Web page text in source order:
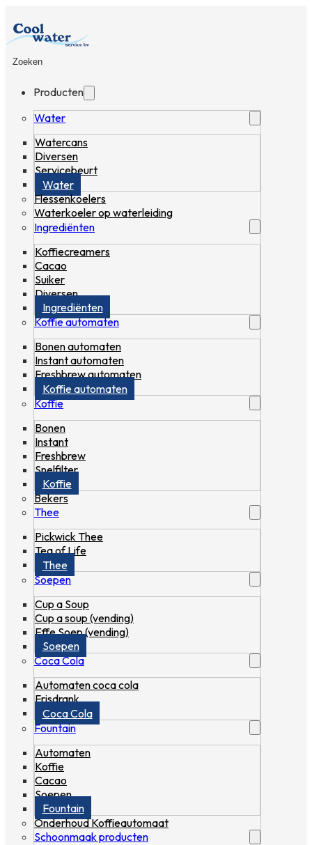
Zoeken
Producten
Water
Watercans
Diversen
Servicebeurt
Water
Flessenkoelers
Waterkoeler op waterleiding
Ingrediënten
Koffiecreamers
Cacao
Suiker
Diversen
Ingrediënten
Koffie automaten
Bonen automaten
Instant automaten
Freshbrew automaten
Koffie automaten
Koffie
Bonen
Instant
Freshbrew
Snelfilter
Koffie
Bekers
Thee
Pickwick Thee
Tea of Life
Thee
Soepen
Cup a Soup
Cup a soup (vending)
Effe Soep (vending)
Soepen
Coca Cola
Automaten coca cola
Frisdrank
Coca Cola
Fountain
Automaten
Koffie
Cacao
Soepen
Fountain
Onderhoud Koffieautomaat
Schoonmaak producten